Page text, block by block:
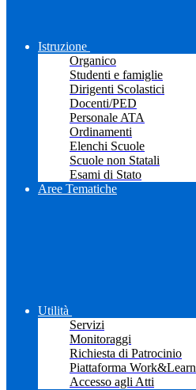
Istruzione
Organico
Studenti e famiglie
Dirigenti Scolastici
Docenti/PED
Personale ATA
Ordinamenti
Elenchi Scuole
Scuole non Statali
Esami di Stato
Aree Tematiche
Utilità
Servizi
Monitoraggi
Richiesta di Patrocinio
Piattaforma Work&Learn
Accesso agli Atti